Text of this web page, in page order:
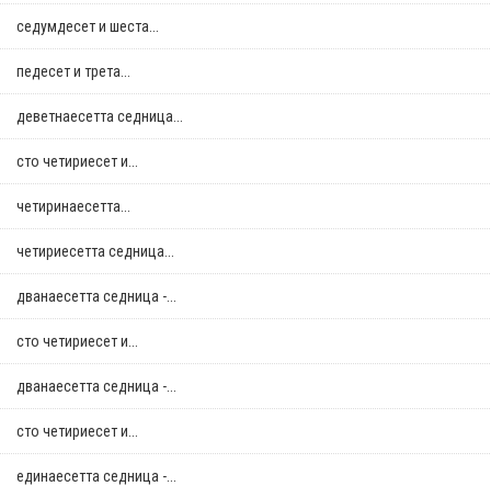
седумдесет и шеста...
педесет и трета...
деветнаесетта седница...
сто четириесет и...
четиринаесетта...
четириесетта седница...
дванаесетта седница -...
сто четириесет и...
дванаесетта седница -...
сто четириесет и...
единаесетта седница -...